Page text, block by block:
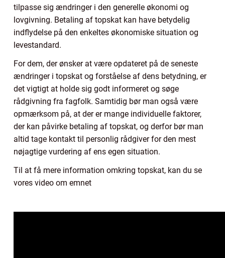
tilpasse sig ændringer i den generelle økonomi og
lovgivning. Betaling af topskat kan have betydelig
indflydelse på den enkeltes økonomiske situation og
levestandard.
For dem, der ønsker at være opdateret på de seneste
ændringer i topskat og forståelse af dens betydning, er
det vigtigt at holde sig godt informeret og søge
rådgivning fra fagfolk. Samtidig bør man også være
opmærksom på, at der er mange individuelle faktorer,
der kan påvirke betaling af topskat, og derfor bør man
altid tage kontakt til personlig rådgiver for den mest
nøjagtige vurdering af ens egen situation.
Til at få mere information omkring topskat, kan du se
vores video om emnet